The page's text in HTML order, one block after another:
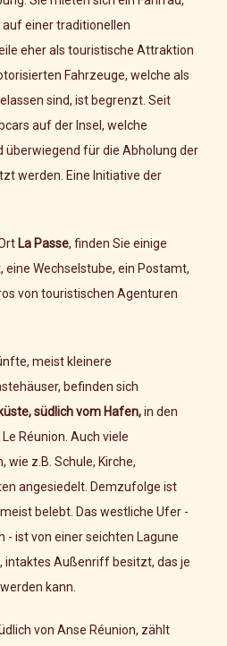
einer traditionellen
eher als touristische Attraktion
Fahrzeuge, welche als
sind, ist begrenzt. Seit
auf der Insel, welche
überwiegend für die Abholung der
werden. Eine Initiative der
La Passe, finden Sie einige
eine Wechselstube, ein Postamt,
von touristischen Agenturen
meist kleinere
befinden sich
südlich vom Hafen,in den
Réunion. Auch viele
z.B. Schule, Kirche,
angesiedelt. Demzufolge ist
belebt. Das westliche Ufer -
ist von einer seichten Lagune
intaktes Außenriff besitzt, das je
kann.
von Anse Réunion, zählt